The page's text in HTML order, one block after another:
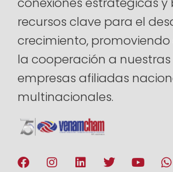
recursos clave para el
crecimiento, promoviendo
la cooperación a
empresas afiliadas
multinacionales.